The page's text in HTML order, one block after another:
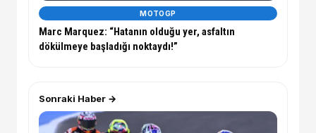
MOTOGP
Marc Marquez: “Hatanın olduğu yer, asfaltın
dökülmeye başladığı noktaydı!”
Sonraki Haber →